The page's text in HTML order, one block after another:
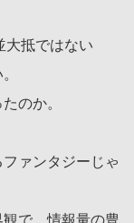
大抵ではない
のか。
ァンタジーじゃ
で、情報量の豊